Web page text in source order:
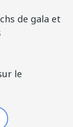
de gala et
le